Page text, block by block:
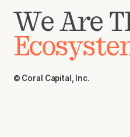
We Are
© Coral Capital, Inc.